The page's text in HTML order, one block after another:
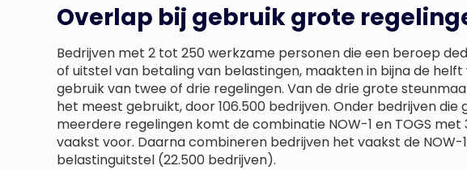
Overlap bij gebruik grote
Bedrijven met 2 tot 250 werkzame personen die een beroep
of uitstel van betaling van belastingen, maakten in bijna de helft
gebruik van twee of drie regelingen. Van de drie grote
het meest gebruikt, door 106.500 bedrijven. Onder bedrijven die
meerdere regelingen komt de combinatie NOW-1 en TOGS met
vaakst voor. Daarna combineren bedrijven het vaakst de NOW-
belastinguitstel (22.500 bedrijven).